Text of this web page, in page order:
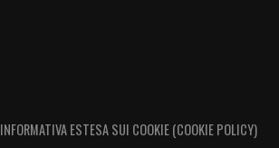
INFORMATIVA ESTESA SUI COOKIE (COOKIE POLICY)